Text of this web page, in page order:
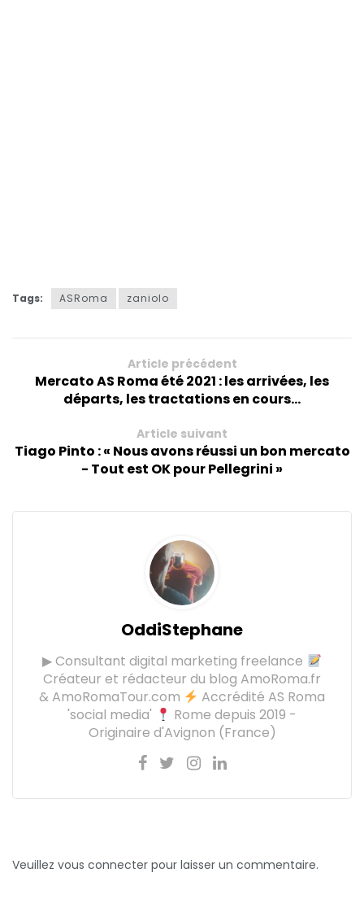
Tags: ASRoma zaniolo
Article précédent
Mercato AS Roma été 2021 : les arrivées, les
départs, les tractations en cours...
Article suivant
Tiago Pinto : « Nous avons réussi un bon mercato
- Tout est OK pour Pellegrini »
OddiStephane
▶ Consultant digital marketing freelance
Créateur et rédacteur du blog AmoRoma.fr
& AmoRomaTour.com
Accrédité AS Roma
'social media'
Rome depuis 2019 -
Originaire d'Avignon (France)
Veuillez vous connecter pour laisser un commentaire.